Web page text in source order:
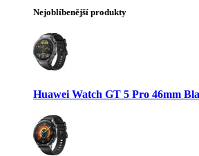
Nejoblíbenější produkty
Huawei Watch GT 5 Pro 46mm